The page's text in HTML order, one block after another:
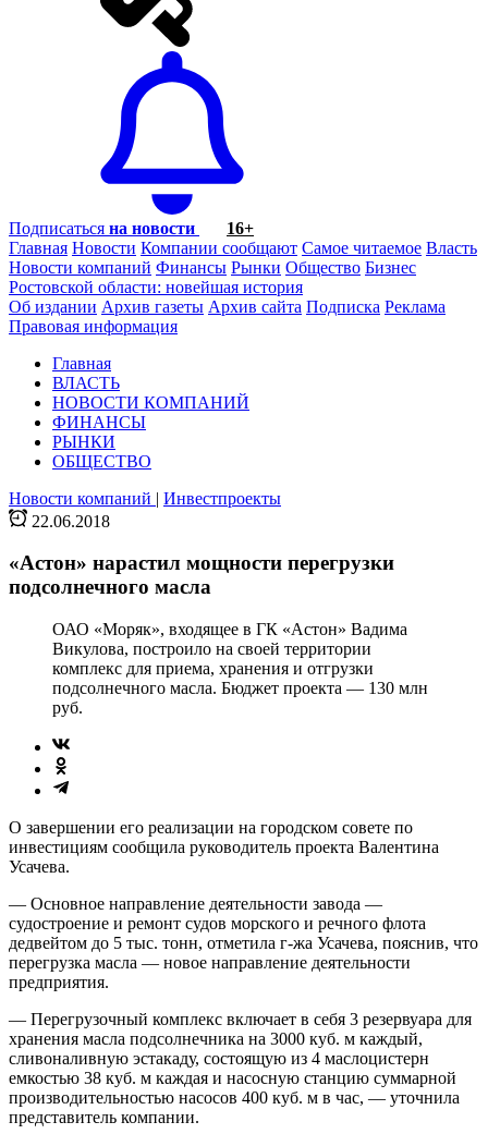
Подписаться на новости
16+
Главная Новости Компании сообщают Самое читаемое Власть
Новости компаний Финансы Рынки Общество Бизнес
Ростовской области: новейшая история
Об издании Архив газеты Архив сайта Подписка Реклама
Правовая информация
Главная
ВЛАСТЬ
НОВОСТИ КОМПАНИЙ
ФИНАНСЫ
РЫНКИ
ОБЩЕСТВО
Новости компаний | Инвестпроекты
22.06.2018
«Астон» нарастил мощности перегрузки
подсолнечного масла
ОАО «Моряк», входящее в ГК «Астон» Вадима
Викулова, построило на своей территории
комплекс для приема, хранения и отгрузки
подсолнечного масла. Бюджет проекта — 130 млн
руб.
О завершении его реализации на городском совете по
инвестициям сообщила руководитель проекта Валентина
Усачева.
— Основное направление деятельности завода —
судостроение и ремонт судов морского и речного флота
дедвейтом до 5 тыс. тонн, отметила г-жа Усачева, пояснив, что
перегрузка масла — новое направление деятельности
предприятия.
— Перегрузочный комплекс включает в себя 3 резервуара для
хранения масла подсолнечника на 3000 куб. м каждый,
сливоналивную эстакаду, состоящую из 4 маслоцистерн
емкостью 38 куб. м каждая и насосную станцию суммарной
производительностью насосов 400 куб. м в час, — уточнила
представитель компании.